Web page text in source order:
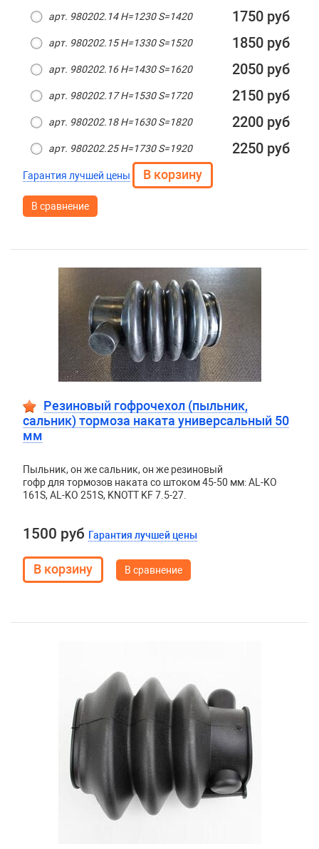
арт. 980202.14 H=1230 S=1420 1750 руб
арт. 980202.15 H=1330 S=1520 1850 руб
арт. 980202.16 H=1430 S=1620 2050 руб
арт. 980202.17 H=1530 S=1720 2150 руб
арт. 980202.18 H=1630 S=1820 2200 руб
арт. 980202.25 H=1730 S=1920 2250 руб
Гарантия лучшей цены
В сравнение
Резиновый гофрочехол (пыльник,
сальник) тормоза наката универсальный 50
мм
Пыльник, он же сальник, он же резиновый
гофр для тормозов наката со штоком 45-50 мм: AL-KO
161S, AL-KO 251S, KNOTT KF 7.5-27.
1500 руб Гарантия лучшей цены
В сравнение